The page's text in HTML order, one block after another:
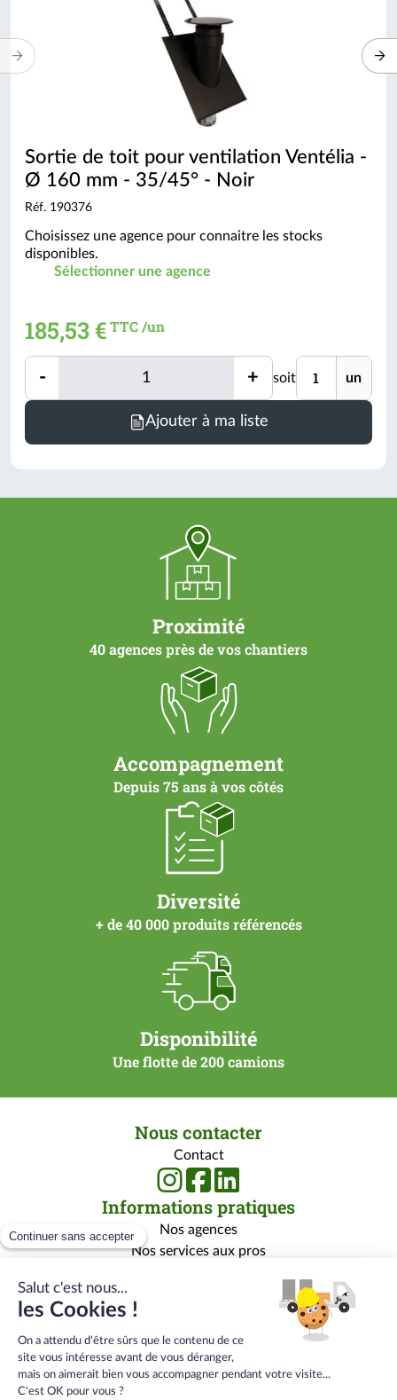
Sortie de toit pour ventilation Ventélia -
Ø 160 mm - 35/45° - Noir
Réf. 190376
Choisissez une agence pour connaitre les stocks
disponibles.
Sélectionner une agence
185,53 € TTC /un
- Quantité + soit Unité un
Ajouter à ma liste
Minimum
1
Proximité
40 agences près de vos chantiers
Accompagnement
Depuis 75 ans à vos côtés
Diversité
+ de 40 000 produits référencés
Disponibilité
Une flotte de 200 camions
Nous contacter
Contact
Informations pratiques
Nos agences
Nos services aux pros
Rejoignez-nous
Qui sommes-nous ?
Carrière
Centre de formation